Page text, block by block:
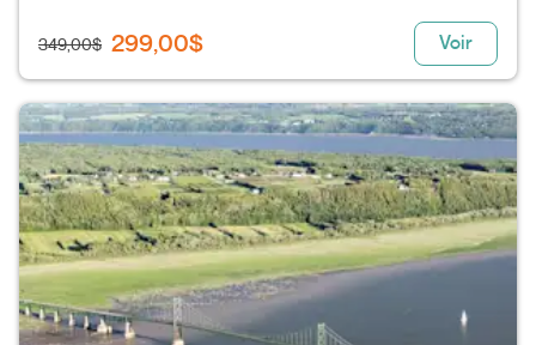
349,00$ 299,00$ Voir